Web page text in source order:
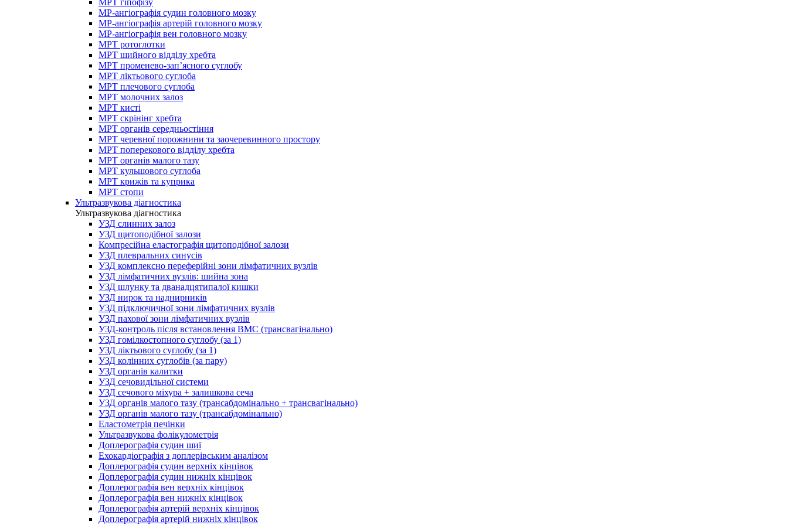
МРТ гіпофізу
МР-ангіографія судин головного мозку
МР-ангіографія артерій головного мозку
МР-ангіографія вен головного мозку
МРТ ротоглотки
МРТ шийного відділу хребта
МРТ променево-зап’ясного суглобу
МРТ ліктьового суглоба
МРТ плечового суглоба
МРТ молочних залоз
МРТ кисті
МРТ скрінінг хребта
МРТ органів середньостіння
МРТ черевної порожнини та заочеревинного простору
МРТ поперекового відділу хребта
МРТ органів малого тазу
МРТ кульшового суглоба
МРТ крижів та куприка
МРТ стопи
Ультразвукова діагностика
Ультразвукова діагностика
УЗД слинних залоз
УЗД щитоподібної залози
Компресійна еластографія щитоподібної залози
УЗД плевральних синусів
УЗД комплексно переферійні зони лімфатичних вузлів
УЗД лімфатичних вузлів: шийна зона
УЗД шлунку та дванадцятипалої кишки
УЗД нирок та наднирників
УЗД підключичної зони лімфатичних вузлів
УЗД пахової зони лімфатичних вузлів
УЗД-контроль після встановлення ВМС (трансвагінально)
УЗД гомілкостопного суглобу (за 1)
УЗД ліктьового суглобу (за 1)
УЗД колінних суглобів (за пару)
УЗД органів калитки
УЗД сечовидільної системи
УЗД сечового міхура + залишкова сеча
УЗД органів малого тазу (трансабдомінально + трансвагінально)
УЗД органів малого тазу (трансабдомінально)
Еластометрія печінки
Ультразвукова фолікулометрія
Доплерографія судин шиї
Ехокардіографія з доплерівським аналізом
Доплерографія судин верхніх кінцівок
Доплерографія судин нижніх кінцівок
Доплерографія вен верхніх кінцівок
Доплерографія вен нижніх кінцівок
Доплерографія артерій верхніх кінцівок
Доплерографія артерій нижніх кінцівок